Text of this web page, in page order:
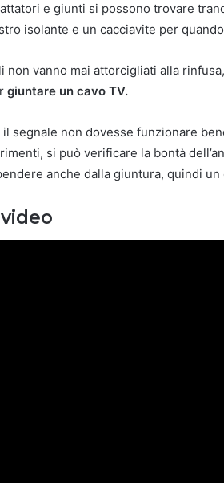
e giunti si possono trovare
isolante e un cacciavite per
non vanno mai attorcigliati alla
giuntare un cavo TV.
il segnale non dovesse funzionare
si può verificare la bontà
anche dalla giuntura, quindi